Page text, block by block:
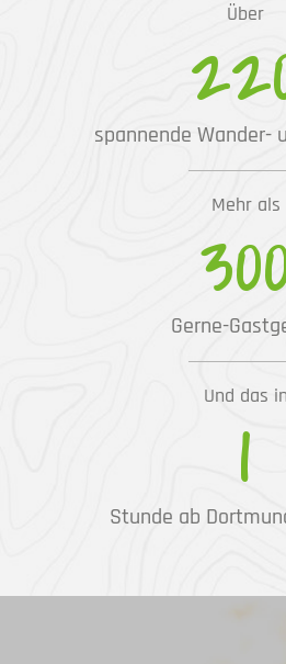
Über
spannende Wander-
Mehr als
Gerne-
Und das in
1
Stunde ab